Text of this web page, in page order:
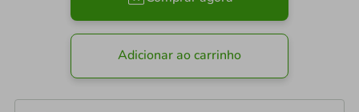
Adicionar ao carrinho